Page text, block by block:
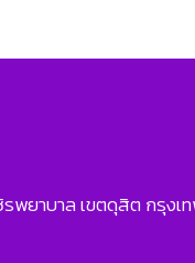
พยาบาล เขตดุสิต กรุงเ